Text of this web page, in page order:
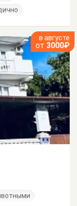
в августе
от 3000₽